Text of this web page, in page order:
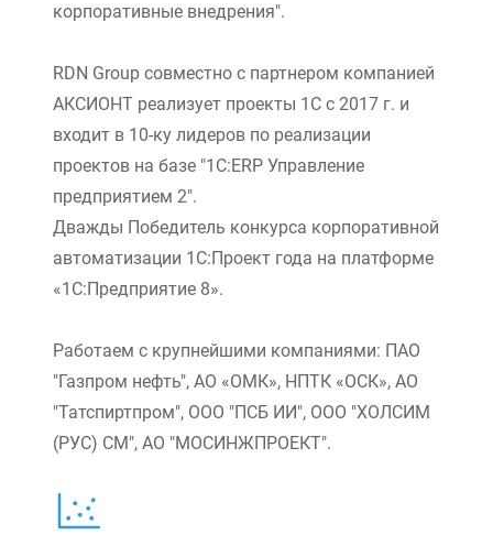
корпоративные внедрения".
RDN Group совместно с партнером компанией
АКСИОНТ реализует проекты 1С с 2017 г. и
входит в 10-ку лидеров по реализации
проектов на базе "1С:ERP Управление
предприятием 2".
Дважды Победитель конкурса корпоративной
автоматизации 1С:Проект года на платформе
«1С:Предприятие 8».
Работаем с крупнейшими компаниями: ПАО
"Газпром нефть", АО «ОМК», НПТК «ОСК», АО
"Татспиртпром", ООО "ПСБ ИИ", ООО "ХОЛСИМ
(РУС) СМ", АО "МОСИНЖПРОЕКТ".